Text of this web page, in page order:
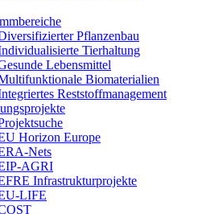
Pflanzenbau
Tierhaltung
Lebensmittel
Biomaterialien
Reststoffmanagement
Horizon Europe
Nets
AGRI
Infrastrukturprojekte
LIFE